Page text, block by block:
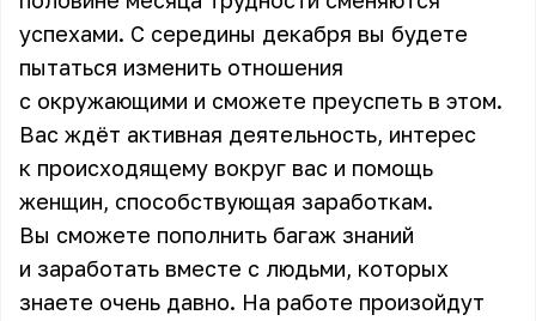
успехами. С середины декабря вы будете
пытаться изменить отношения
с окружающими и сможете преуспеть в этом.
Вас ждёт активная деятельность, интерес
к происходящему вокруг вас и помощь
женщин, способствующая заработкам.
Вы сможете пополнить багаж знаний
и заработать вместе с людьми, которых
знаете очень давно. На работе произойдут